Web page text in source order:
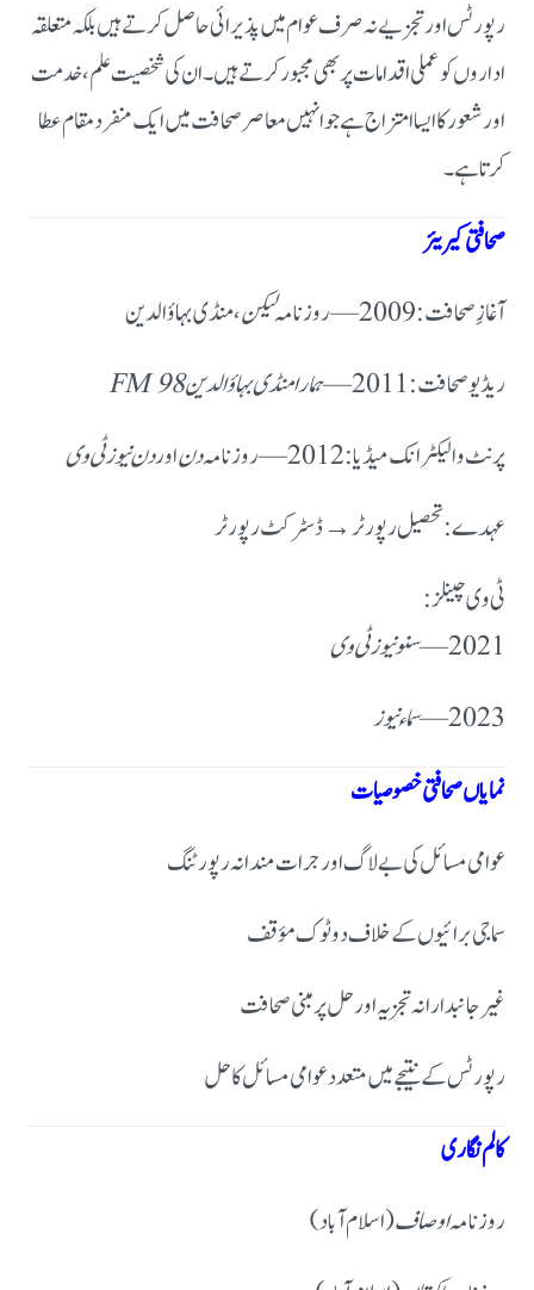
رپورٹس اور تجزیے نہ صرف عوام میں پذیرائی حاصل کرتے ہیں بلکہ متعلقہ
اداروں کو عملی اقدامات پر بھی مجبور کرتے ہیں۔ ان کی شخصیت علم، خدمت
اور شعور کا ایسا امتزاج ہے جو انہیں معاصر صحافت میں ایک منفرد مقام عطا
کرتا ہے۔
صحافتی کیریئر
آغازِ صحافت:2009 — روزنامہ لیکن، منڈی بہاؤالدین
ریڈیو صحافت:2011 —
ہمارا منڈی بہاؤالدین FM 98
پرنٹ و الیکٹرانک میڈیا:2012 — روزنامہ دناوردن نیوز ٹی وی
عہدے: تحصیل رپورٹر → ڈسٹرکٹ رپورٹر
ٹی وی چینلز:
2021 —
سنو نیوز ٹی وی
2023 —
سماء نیوز
نمایاں صحافتی خصوصیات
عوامی مسائل کی بے لاگ اور جرات مندانہ رپورٹنگ
سماجی برائیوں کے خلاف دوٹوک مؤقف
غیر جانبدارانہ تجزیہ اور حل پر مبنی صحافت
رپورٹس کے نتیجے میں متعدد عوامی مسائل کا حل
کالم نگاری
روزنامہاوصاف(اسلام آباد)